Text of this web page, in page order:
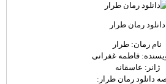
دانلود رمان طرار
نام رمان: طرار
فاطمه غفرانی
ژانر: عاسقانه
دانلود رمان طرار: